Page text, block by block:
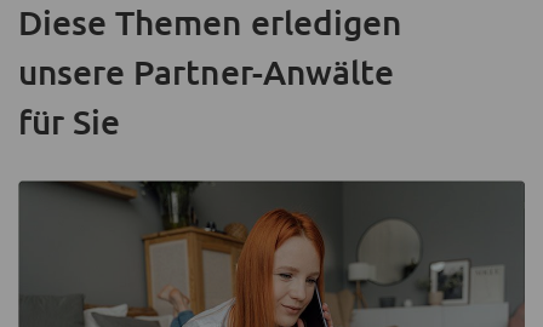
Diese Themen erledigen
unsere Partner-Anwälte
für Sie